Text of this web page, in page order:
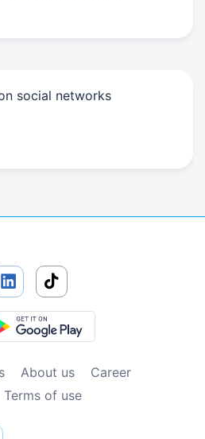
social networks
link
About us
Сareer
Terms of use